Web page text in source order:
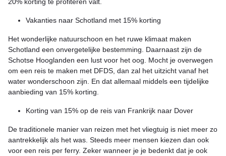
Vakanties naar Schotland met 15% korting
Het wonderlijke natuurschoon en het ruwe klimaat maken
Schotland een onvergetelijke bestemming. Daarnaast zijn de
Schotse Hooglanden een lust voor het oog. Mocht je overwegen
om een reis te maken met DFDS, dan zal het uitzicht vanaf het
water wonderschoon zijn. En dat allemaal middels een tijdelijke
aanbieding van 15% korting.
Korting van 15% op de reis van Frankrijk naar Dover
De traditionele manier van reizen met het vliegtuig is niet meer zo
aantrekkelijk als het was. Steeds meer mensen kiezen dan ook
voor een reis per ferry. Zeker wanneer je je bedenkt dat je ook